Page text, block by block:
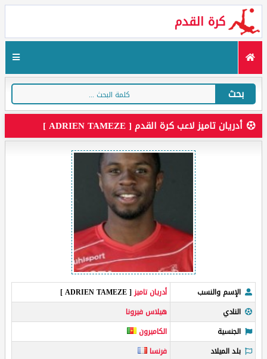
كرة القدم
بحث
أدريان تاميز لاعب كرة القدم [ ADRIEN TAMEZE ]
الإسم والنسب أدريان تاميز[ ADRIEN TAMEZE ]
النادي
هيلاس فيرونا
الجنسية
الكاميرون
بلد الميلاد
فرنسا